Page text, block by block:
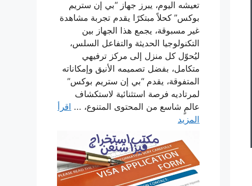
تعيشه اليوم، يبرز جهاز “بي إن ستريم
بوكس” كحلاً مبتكرًا يقدم تجربة مشاهدة
غير مسبوقة، يجمع هذا الجهاز بين
التكنولوجيا الحديثة والتفاعل السلس،
ليُحوّل كل منزل إلى مركز ترفيهي
متكامل، بفضل تصميمه الأنيق وإمكاناته
المتفوقة، يقدم “بي إن ستريم بوكس”
لمرتاديه فرصة استثنائية لاستكشاف
عالمٍ شاسع من المحتوى المتنوع، ... اقرأ
المزيد